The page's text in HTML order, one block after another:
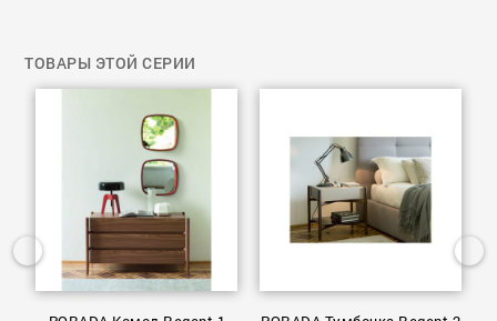
ТОВАРЫ ЭТОЙ СЕРИИ